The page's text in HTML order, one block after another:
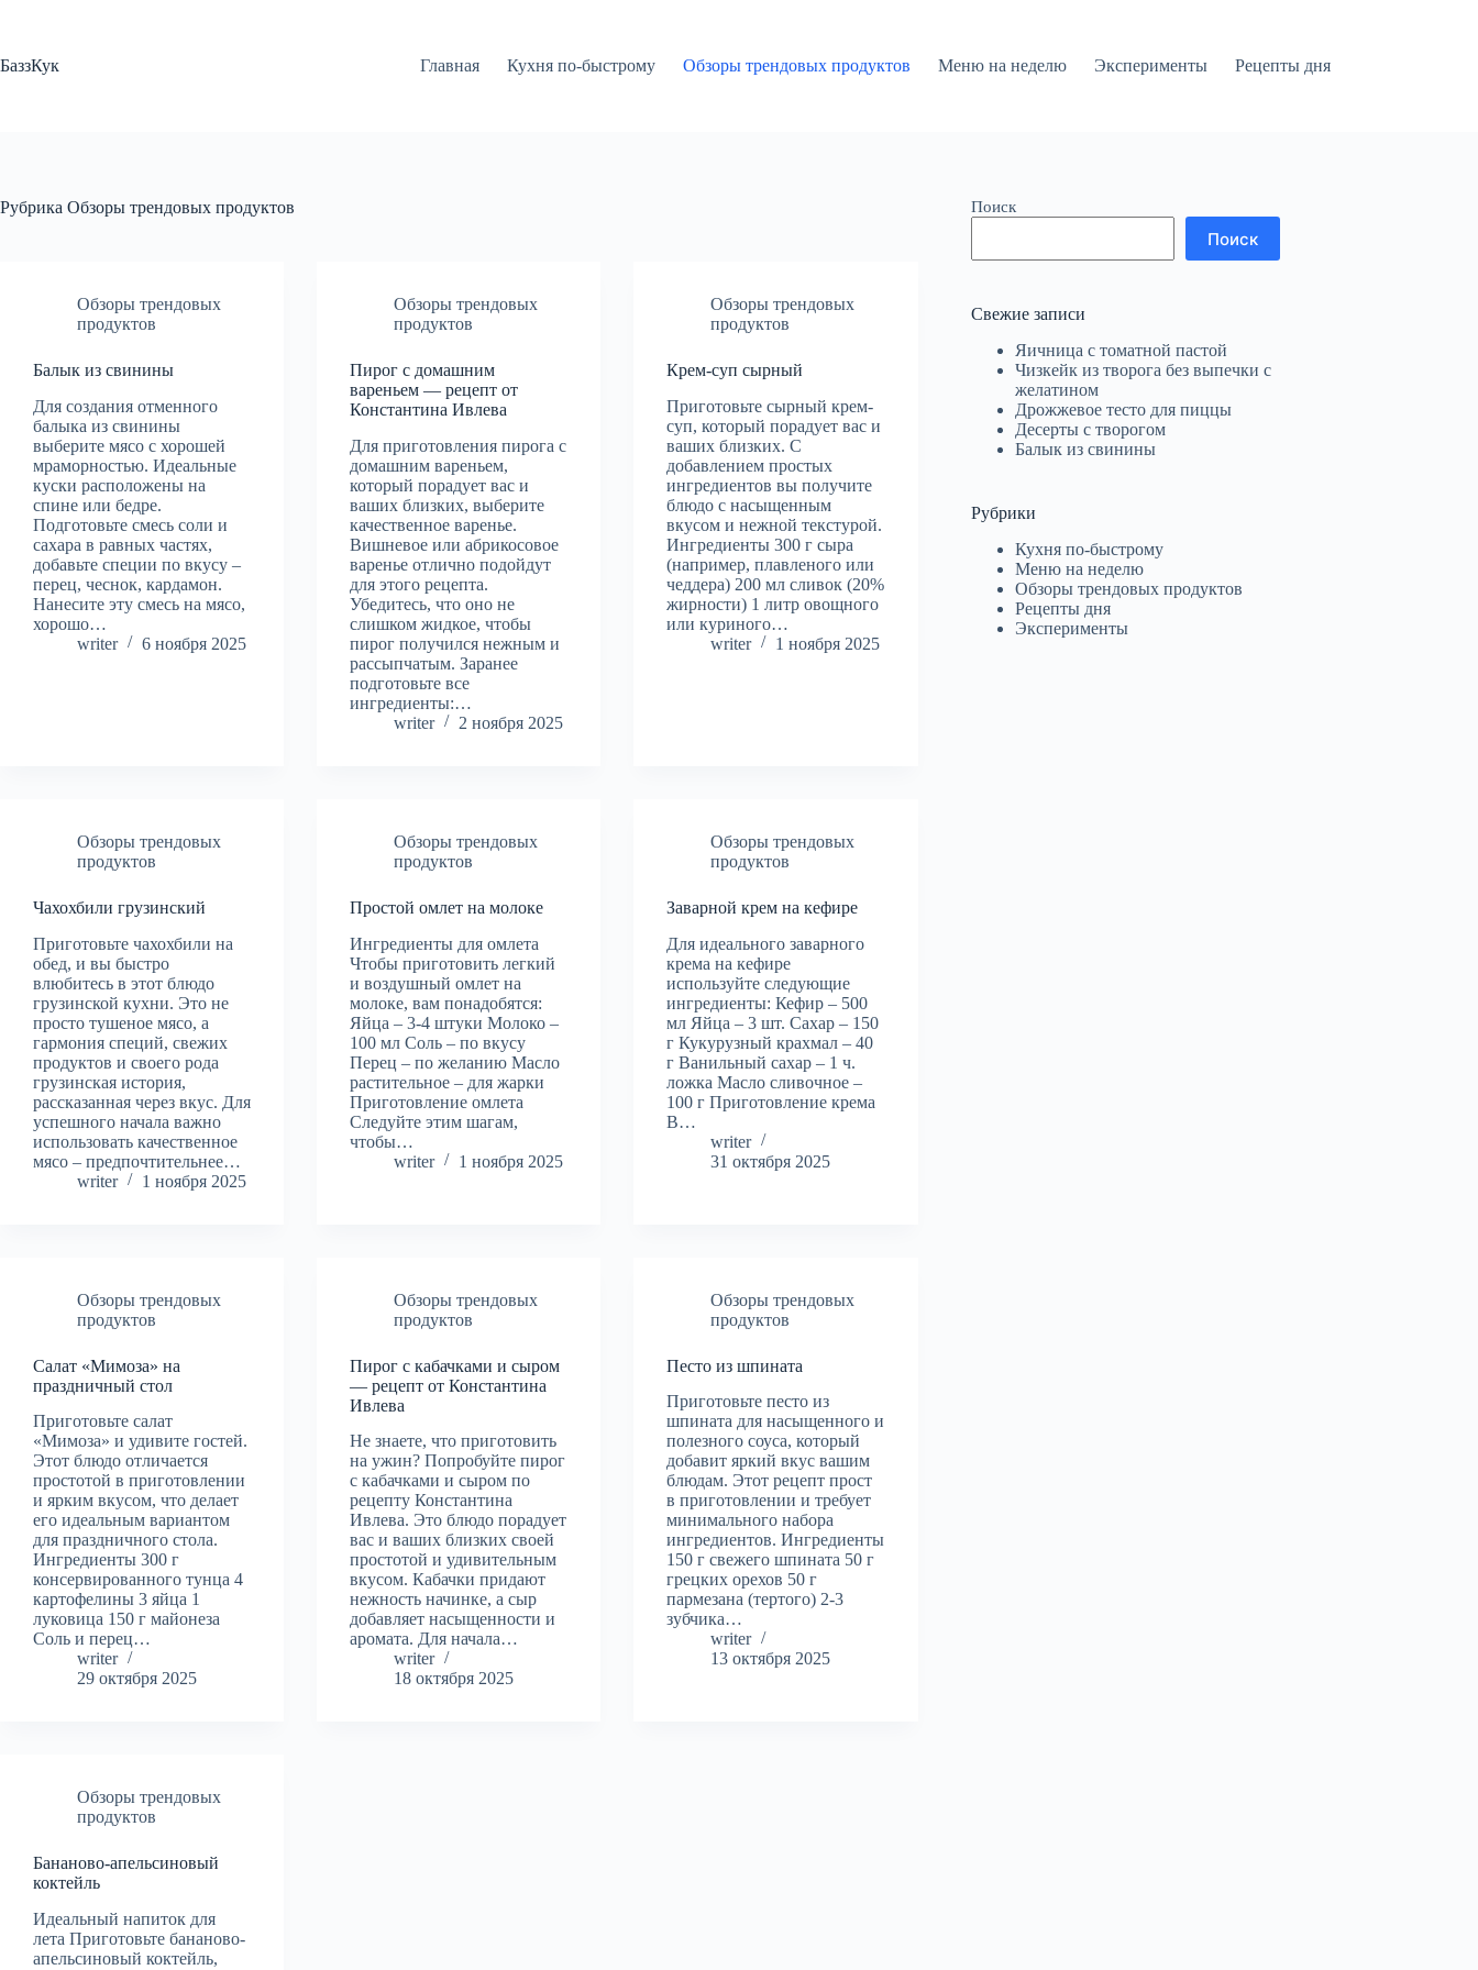
БаззКук
Главная Кухня по-быстрому Обзоры трендовых продуктов Меню на неделю Эксперименты Рецепты дня
Рубрика Обзоры трендовых продуктов
Обзоры трендовых
продуктов
Балык из свинины
Для создания отменного
балыка из свинины
выберите мясо с хорошей
мраморностью. Идеальные
куски расположены на
спине или бедре.
Подготовьте смесь соли и
сахара в равных частях,
добавьте специи по вкусу –
перец, чеснок, кардамон.
Нанесите эту смесь на мясо,
хорошо…
writer
6 ноября 2025
Обзоры трендовых
продуктов
Пирог с домашним
вареньем — рецепт от
Константина Ивлева
Для приготовления пирога с
домашним вареньем,
который порадует вас и
ваших близких, выберите
качественное варенье.
Вишневое или абрикосовое
варенье отлично подойдут
для этого рецепта.
Убедитесь, что оно не
слишком жидкое, чтобы
пирог получился нежным и
рассыпчатым. Заранее
подготовьте все
ингредиенты:…
writer
2 ноября 2025
Обзоры трендовых
продуктов
Крем-суп сырный
Приготовьте сырный крем-
суп, который порадует вас и
ваших близких. С
добавлением простых
ингредиентов вы получите
блюдо с насыщенным
вкусом и нежной текстурой.
Ингредиенты 300 г сыра
(например, плавленого или
чеддера) 200 мл сливок (20%
жирности) 1 литр овощного
или куриного…
writer
1 ноября 2025
Обзоры трендовых
продуктов
Чахохбили грузинский
Приготовьте чахохбили на
обед, и вы быстро
влюбитесь в этот блюдо
грузинской кухни. Это не
просто тушеное мясо, а
гармония специй, свежих
продуктов и своего рода
грузинская история,
рассказанная через вкус. Для
успешного начала важно
использовать качественное
мясо – предпочтительнее…
writer
1 ноября 2025
Обзоры трендовых
продуктов
Простой омлет на молоке
Ингредиенты для омлета
Чтобы приготовить легкий
и воздушный омлет на
молоке, вам понадобятся:
Яйца – 3-4 штуки Молоко –
100 мл Соль – по вкусу
Перец – по желанию Масло
растительное – для жарки
Приготовление омлета
Следуйте этим шагам,
чтобы…
writer
1 ноября 2025
Обзоры трендовых
продуктов
Заварной крем на кефире
Для идеального заварного
крема на кефире
используйте следующие
ингредиенты: Кефир – 500
мл Яйца – 3 шт. Сахар – 150
г Кукурузный крахмал – 40
г Ванильный сахар – 1 ч.
ложка Масло сливочное –
100 г Приготовление крема
В…
writer
31 октября 2025
Обзоры трендовых
продуктов
Салат «Мимоза» на
праздничный стол
Приготовьте салат
«Мимоза» и удивите гостей.
Этот блюдо отличается
простотой в приготовлении
и ярким вкусом, что делает
его идеальным вариантом
для праздничного стола.
Ингредиенты 300 г
консервированного тунца 4
картофелины 3 яйца 1
луковица 150 г майонеза
Соль и перец…
writer
29 октября 2025
Обзоры трендовых
продуктов
Пирог с кабачками и сыром
— рецепт от Константина
Ивлева
Не знаете, что приготовить
на ужин? Попробуйте пирог
с кабачками и сыром по
рецепту Константина
Ивлева. Это блюдо порадует
вас и ваших близких своей
простотой и удивительным
вкусом. Кабачки придают
нежность начинке, а сыр
добавляет насыщенности и
аромата. Для начала…
writer
18 октября 2025
Обзоры трендовых
продуктов
Песто из шпината
Приготовьте песто из
шпината для насыщенного и
полезного соуса, который
добавит яркий вкус вашим
блюдам. Этот рецепт прост
в приготовлении и требует
минимального набора
ингредиентов. Ингредиенты
150 г свежего шпината 50 г
грецких орехов 50 г
пармезана (тертого) 2-3
зубчика…
writer
13 октября 2025
Обзоры трендовых
продуктов
Бананово-апельсиновый
коктейль
Идеальный напиток для
лета Приготовьте бананово-
апельсиновый коктейль,
Поиск
Поиск
Свежие записи
Яичница с томатной пастой
Чизкейк из творога без выпечки с
желатином
Дрожжевое тесто для пиццы
Десерты с творогом
Балык из свинины
Рубрики
Кухня по-быстрому
Меню на неделю
Обзоры трендовых продуктов
Рецепты дня
Эксперименты